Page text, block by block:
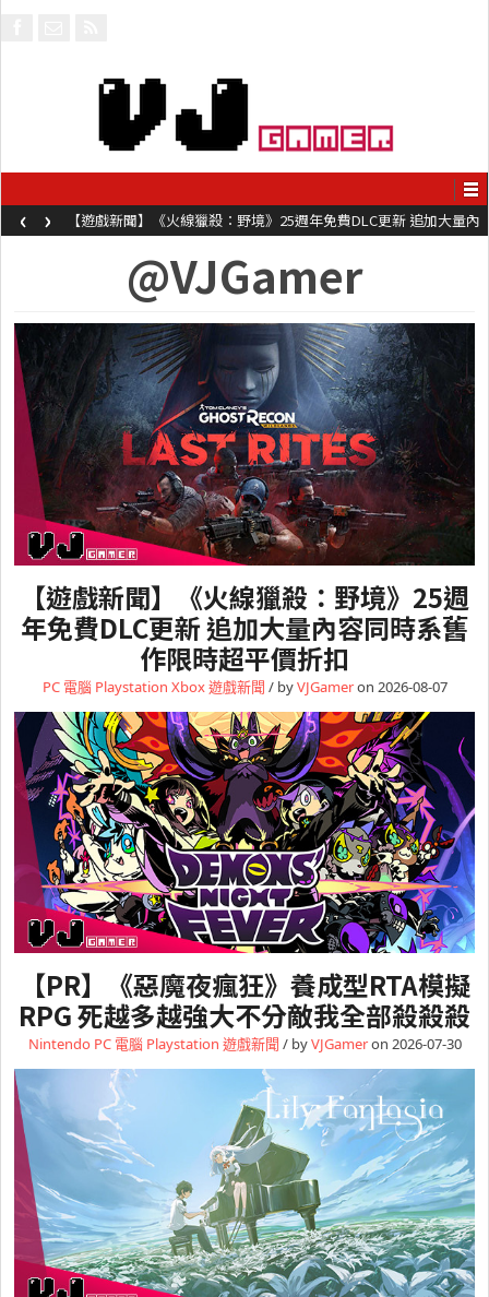
【遊戲新聞】《火線獵殺：野境》25週年免費DLC更新 追加大量內
容同時系舊作限時超平價折扣
‹ ›
@VJGamer
【遊戲新聞】《火線獵殺：野境》25週
年免費DLC更新 追加大量內容同時系舊
作限時超平價折扣
PC 電腦 Playstation Xbox遊戲新聞 / byVJGameron 2026-08-07
【PR】《惡魔夜瘋狂》養成型RTA模擬
RPG 死越多越強大不分敵我全部殺殺殺
Nintendo PC 電腦 Playstation 遊戲新聞 / byVJGameron 2026-07-30